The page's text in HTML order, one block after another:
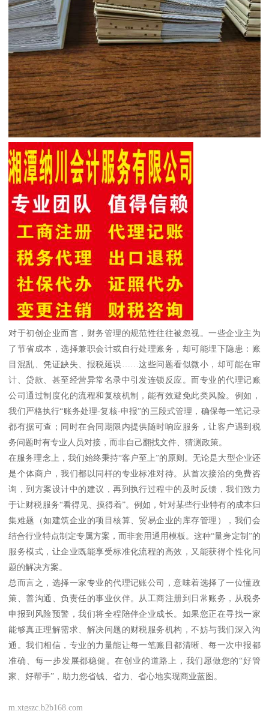
对于初创企业而言，财务管理的规范性往往被忽视。一些企业主为
了节省成本，选择兼职会计或自行处理账务，却可能埋下隐患：账
目混乱、凭证缺失、报税延误……这些问题看似微小，却可能在审
计、贷款、甚至经营异常名录中引发连锁反应。而专业的代理记账
公司通过制度化的流程和复核机制，能有效避免此类风险。例如，
我们严格执行“账务处理-复核-申报”的三段式管理，确保每一笔记录
都有据可查；同时在合同期限内提供随时响应服务，让客户遇到税
务问题时有专业人员对接，而非自己翻找文件、猜测政策。
在服务理念上，我们始终秉持“客户至上”的原则。无论是大型企业还
是个体商户，我们都以同样的专业标准对待。从首次接洽的免费咨
询，到方案设计中的建议，再到执行过程中的及时反馈，我们致力
于让财税服务“看得见、摸得着”。例如，针对某些行业特有的成本归
集难题（如建筑企业的项目核算、贸易企业的库存管理），我们会
结合行业特点制定专属方案，而非套用通用模板。这种“量身定制”的
服务模式，让企业既能享受标准化流程的高效，又能获得个性化问
题的解决方案。
总而言之，选择一家专业的代理记账公司，意味着选择了一位懂政
策、善沟通、负责任的事业伙伴。从工商注册到日常账务，从税务
申报到风险预警，我们将全程陪伴企业成长。如果您正在寻找一家
能够真正理解需求、解决问题的财税服务机构，不妨与我们深入沟
通。我们相信，专业的力量能让每一笔账目都清晰、每一次申报都
准确、每一步发展都稳健。在创业的道路上，我们愿做您的“好管
家、好帮手”，助力您省钱、省力、省心地实现商业蓝图。
m.xtgszc.b2b168.com